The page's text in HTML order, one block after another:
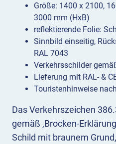
Das Verkehrszeichen
gemäß ,Brocken-
Schild mit braunem
Größe: 1400 x 2100,
3000 mm (HxB)
reflektierende Folie:
Sinnbild einseitig,
RAL 7043
Verkehrsschilder
Lieferung mit RAL- &
Touristenhinweise